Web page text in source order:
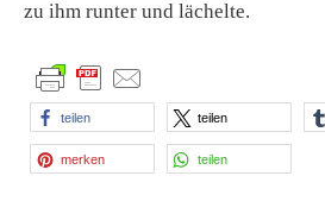
zu ihm runter und lächelte.
teilen teilen
merken teilen